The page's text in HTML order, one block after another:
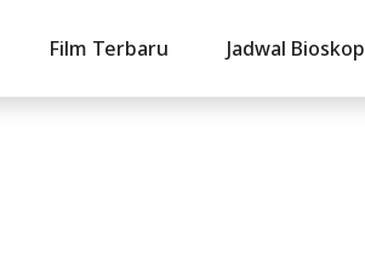
Film Terbaru Jadwal Bioskop